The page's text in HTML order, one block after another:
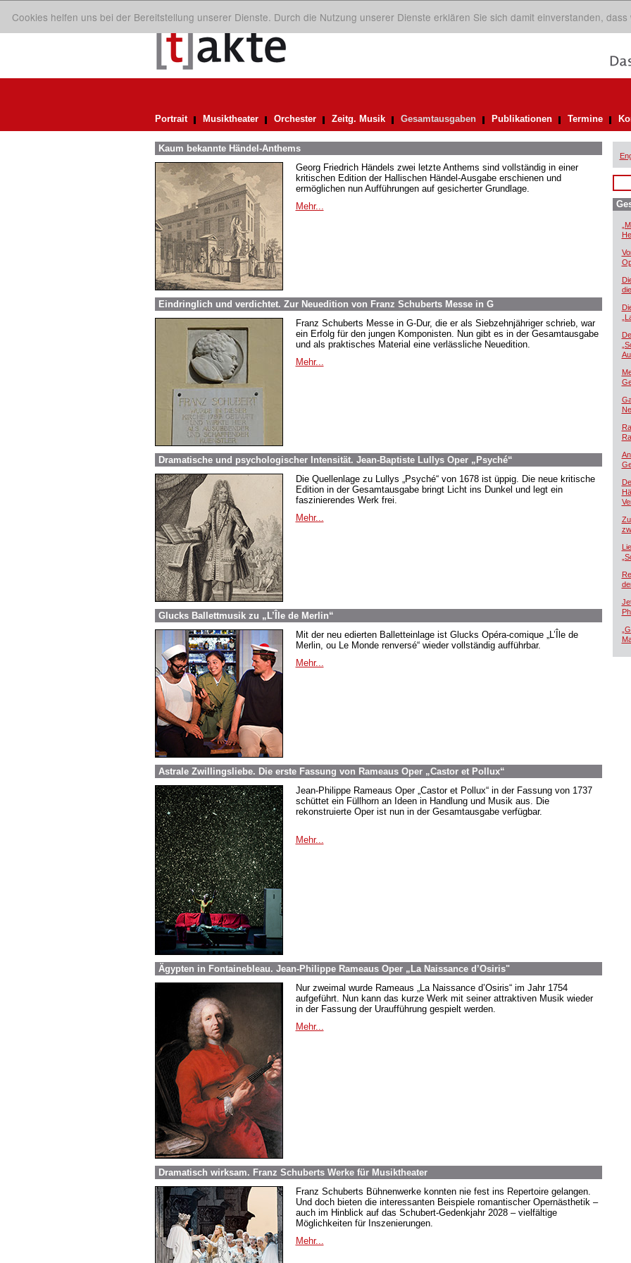
Cookies helfen uns bei der Bereitstellung unserer Dienste. Durch die Nutzung unserer Dienste erklären Sie sich damit einverstanden, dass
Portrait Musiktheater Orchester Zeitg. Musik Gesamtausgaben Publikationen Termine
Kaum bekannte Händel-Anthems
Georg Friedrich Händels zwei letzte Anthems sind vollständig in einer
kritischen Edition der Hallischen Händel-Ausgabe erschienen und
ermöglichen nun Aufführungen auf gesicherter Grundlage.
Mehr...
Eindringlich und verdichtet. Zur Neuedition von Franz Schuberts Messe in G
Franz Schuberts Messe in G-Dur, die er als Siebzehnjähriger schrieb, war
ein Erfolg für den jungen Komponisten. Nun gibt es in der Gesamtausgabe
und als praktisches Material eine verlässliche Neuedition.
Mehr...
Dramatische und psychologischer Intensität. Jean-Baptiste Lullys Oper „Psyché“
Die Quellenlage zu Lullys „Psyché“ von 1678 ist üppig. Die neue kritische
Edition in der Gesamtausgabe bringt Licht ins Dunkel und legt ein
faszinierendes Werk frei.
Mehr...
Glucks Ballettmusik zu „L’Île de Merlin“
Mit der neu edierten Balletteinlage ist Glucks Opéra-comique „L’Île de
Merlin, ou Le Monde renversé“ wieder vollständig aufführbar.
Mehr...
Astrale Zwillingsliebe. Die erste Fassung von Rameaus Oper „Castor et Pollux“
Jean-Philippe Rameaus Oper „Castor et Pollux“ in der Fassung von 1737
schüttet ein Füllhorn an Ideen in Handlung und Musik aus. Die
rekonstruierte Oper ist nun in der Gesamtausgabe verfügbar.
Mehr...
Ägypten in Fontainebleau. Jean-Philippe Rameaus Oper „La Naissance d’Osiris"
Nur zweimal wurde Rameaus „La Naissance d’Osiris“ im Jahr 1754
aufgeführt. Nun kann das kurze Werk mit seiner attraktiven Musik wieder
in der Fassung der Uraufführung gespielt werden.
Mehr...
Dramatisch wirksam. Franz Schuberts Werke für Musiktheater
Franz Schuberts Bühnenwerke konnten nie fest ins Repertoire gelangen.
Und doch bieten die interessanten Beispiele romantischer Opernästhetik –
auch im Hinblick auf das Schubert-Gedenkjahr 2028 – vielfältige
Möglichkeiten für Inszenierungen.
Mehr...